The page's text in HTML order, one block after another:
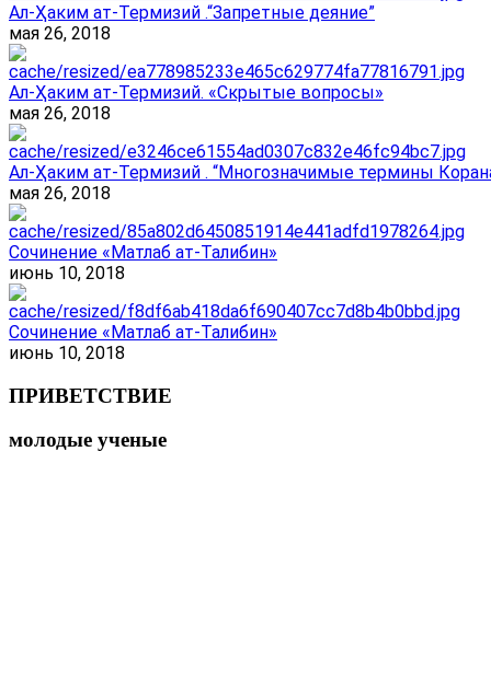
Ал-Ҳаким ат-Термизий .“Запретные деяние”
мая 26, 2018
Ал-Ҳаким ат-Термизий. «Скрытые вопросы»
мая 26, 2018
Ал-Ҳаким ат-Термизий . “Многозначимые термины
мая 26, 2018
Сочинение «Матлаб ат-Талибин»
июнь 10, 2018
Сочинение «Матлаб ат-Талибин»
июнь 10, 2018
ПРИВЕТСТВИЕ
молодые ученые